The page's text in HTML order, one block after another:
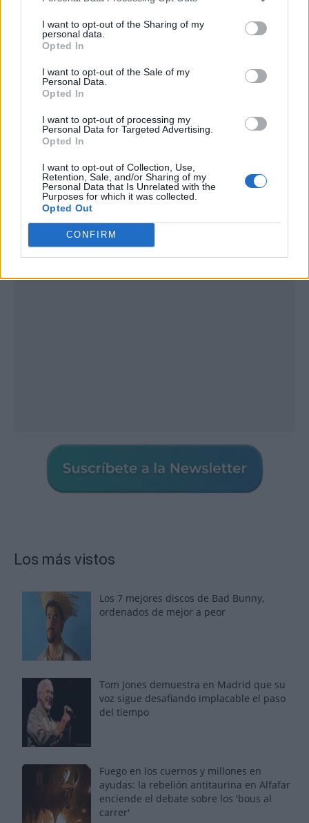
I want to opt-out of the Sharing of my
personal data.
Opted In
I want to opt-out of the Sale of my
Personal Data.
Opted In
I want to opt-out of processing my
Personal Data for Targeted Advertising.
Opted In
I want to opt-out of Collection, Use,
Retention, Sale, and/or Sharing of my
Personal Data that Is Unrelated with the
Purposes for which it was collected.
Opted Out
CONFIRM
Publicidad
Los más vistos
Los 7 mejores discos de Bad Bunny,
ordenados de mejor a peor
Tom Jones demuestra en Madrid que su
voz sigue desafiando implacable el paso
del tiempo
Fuego en los cuernos y millones en
ayudas: la rebelión antitaurina en Alfafar
enciende el debate sobre los 'bous al
carrer'